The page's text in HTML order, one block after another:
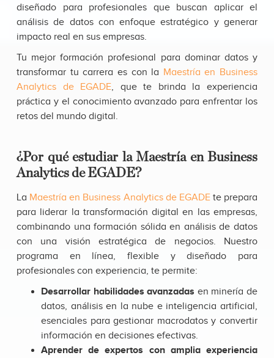
diseñado para profesionales que buscan aplicar el
análisis de datos con enfoque estratégico y generar
impacto real en sus empresas.
Tu mejor formación profesional para dominar datos y
transformar tu carrera es con la Maestría en Business
Analytics de EGADE, que te brinda la experiencia
práctica y el conocimiento avanzado para enfrentar los
retos del mundo digital.
¿Por qué estudiar la Maestría en Business
Analytics de EGADE?
La Maestría en Business Analytics de EGADEte prepara
para liderar la transformación digital en las empresas,
combinando una formación sólida en análisis de datos
con una visión estratégica de negocios. Nuestro
programa en línea, flexible y diseñado para
profesionales con experiencia, te permite:
Desarrollar habilidades avanzadas en minería de
datos, análisis en la nube e inteligencia artificial,
esenciales para gestionar macrodatos y convertir
información en decisiones efectivas.
Aprender de expertos con amplia experiencia